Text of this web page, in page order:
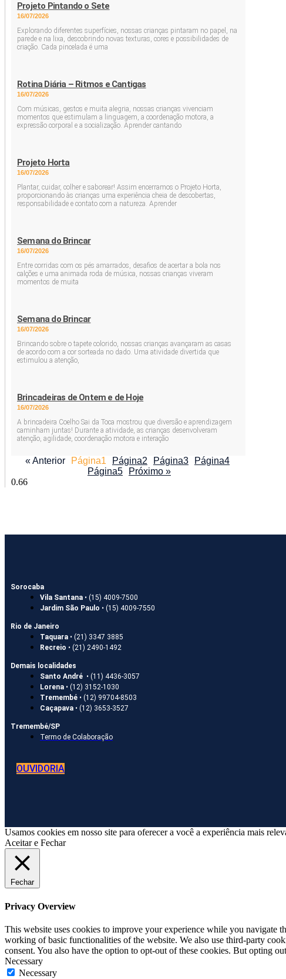
Projeto Pintando o Sete
16/07/2026
Explorando diferentes superfícies, nossas crianças pintaram no papel, na
parede e na lixa, descobrindo novas texturas, cores e possibilidades de
criação. Cada pincelada é uma
Rotina Diária – Ritmos e Cantigas
16/07/2026
Com músicas, gestos e muita alegria, nossas crianças vivenciam
momentos que estimulam a linguagem, a coordenação motora, a
expressão corporal e a socialização. Aprender cantando
Projeto Horta
16/07/2026
Plantar, cuidar, colher e saborear! Assim encerramos o Projeto Horta,
proporcionando às crianças uma experiência cheia de descobertas,
responsabilidade e contato com a natureza. Aprender
Semana do Brincar
16/07/2026
Entre corridas com os pés amarrados, desafios de acertar a bola nos
calções e uma animada roda de música, nossas crianças viveram
momentos de muita
Semana do Brincar
16/07/2026
Brincando sobre o tapete colorido, nossas crianças avançaram as casas
de acordo com a cor sorteada no dado. Uma atividade divertida que
estimulou a atenção,
Brincadeiras de Ontem e de Hoje
16/07/2026
A brincadeira Coelho Sai da Toca mostrou que diversão e aprendizagem
caminham juntas! Durante a atividade, as crianças desenvolveram
atenção, agilidade, coordenação motora e interação
« Anterior Página1 Página2 Página3 Página4
Página5 Próximo »
Sorocaba
Vila Santana • (15) 4009-7500
Jardim São Paulo • (15) 4009-7550
Rio de Janeiro
Taquara • (21) 3347 3885
Recreio • (21) 2490-1492
Demais localidades
Santo André • (11) 4436-3057
Lorena • (12) 3152-1030
Tremembé • (12) 99704-8503
Caçapava • (12) 3653-3527
Tremembé/SP
Termo de Colaboração
OUVIDORIA
Usamos cookies em nosso site para oferecer a você a experiência mais
Aceitar e Fechar
Fechar
Privacy Overview
This website uses cookies to improve your experience while you navigate
working of basic functionalities of the website. We also use third-party
consent. You also have the option to opt-out of these cookies. But opting
Necessary
Necessary